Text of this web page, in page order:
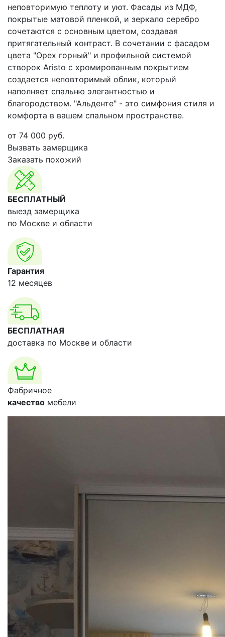
неповторимую теплоту и уют. Фасады из МДФ,
покрытые матовой пленкой, и зеркало серебро
сочетаются с основным цветом, создавая
притягательный контраст. В сочетании с фасадом
цвета "Орех горный" и профильной системой
створок Aristo с хромированным покрытием
создается неповторимый облик, который
наполняет спальню элегантностью и
благородством. "Альденте" - это симфония стиля и
комфорта в вашем спальном пространстве.
от 74 000 руб.
Вызвать замерщика
Заказать похожий
БЕСПЛАТНЫЙ
выезд замерщика
по Москве и области
Гарантия
12 месяцев
БЕСПЛАТНАЯ
доставка по Москве и области
Фабричное
качество мебели